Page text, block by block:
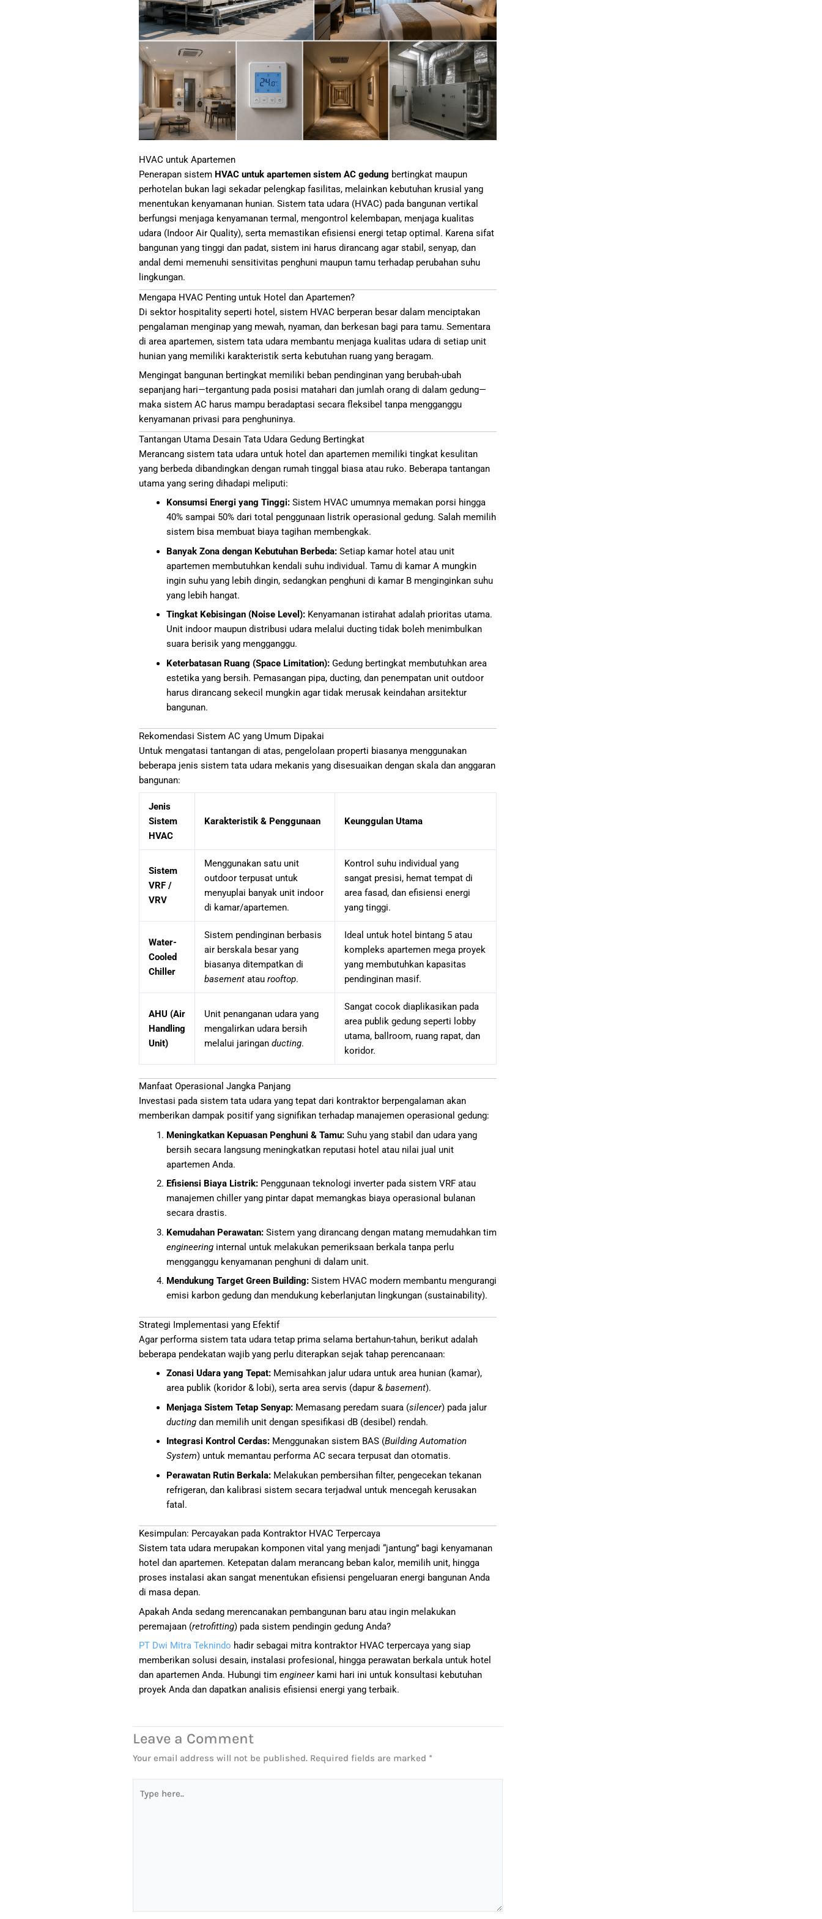
HVAC untuk Apartemen
Penerapan sistem HVAC untuk apartemen sistem AC gedung bertingkat maupun
perhotelan bukan lagi sekadar pelengkap fasilitas, melainkan kebutuhan krusial yang
menentukan kenyamanan hunian. Sistem tata udara (HVAC) pada bangunan vertikal
berfungsi menjaga kenyamanan termal, mengontrol kelembapan, menjaga kualitas
udara (Indoor Air Quality), serta memastikan efisiensi energi tetap optimal. Karena sifat
bangunan yang tinggi dan padat, sistem ini harus dirancang agar stabil, senyap, dan
andal demi memenuhi sensitivitas penghuni maupun tamu terhadap perubahan suhu
lingkungan.
Mengapa HVAC Penting untuk Hotel dan Apartemen?
Di sektor hospitality seperti hotel, sistem HVAC berperan besar dalam menciptakan
pengalaman menginap yang mewah, nyaman, dan berkesan bagi para tamu. Sementara
di area apartemen, sistem tata udara membantu menjaga kualitas udara di setiap unit
hunian yang memiliki karakteristik serta kebutuhan ruang yang beragam.
Mengingat bangunan bertingkat memiliki beban pendinginan yang berubah-ubah
sepanjang hari—tergantung pada posisi matahari dan jumlah orang di dalam gedung—
maka sistem AC harus mampu beradaptasi secara fleksibel tanpa mengganggu
kenyamanan privasi para penghuninya.
Tantangan Utama Desain Tata Udara Gedung Bertingkat
Merancang sistem tata udara untuk hotel dan apartemen memiliki tingkat kesulitan
yang berbeda dibandingkan dengan rumah tinggal biasa atau ruko. Beberapa tantangan
utama yang sering dihadapi meliputi:
Konsumsi Energi yang Tinggi: Sistem HVAC umumnya memakan porsi hingga
40% sampai 50% dari total penggunaan listrik operasional gedung. Salah memilih
sistem bisa membuat biaya tagihan membengkak.
Banyak Zona dengan Kebutuhan Berbeda: Setiap kamar hotel atau unit
apartemen membutuhkan kendali suhu individual. Tamu di kamar A mungkin
ingin suhu yang lebih dingin, sedangkan penghuni di kamar B menginginkan suhu
yang lebih hangat.
Tingkat Kebisingan (Noise Level): Kenyamanan istirahat adalah prioritas utama.
Unit indoor maupun distribusi udara melalui ducting tidak boleh menimbulkan
suara berisik yang mengganggu.
Keterbatasan Ruang (Space Limitation): Gedung bertingkat membutuhkan area
estetika yang bersih. Pemasangan pipa, ducting, dan penempatan unit outdoor
harus dirancang sekecil mungkin agar tidak merusak keindahan arsitektur
bangunan.
Rekomendasi Sistem AC yang Umum Dipakai
Untuk mengatasi tantangan di atas, pengelolaan properti biasanya menggunakan
beberapa jenis sistem tata udara mekanis yang disesuaikan dengan skala dan anggaran
bangunan:
Jenis
Sistem
HVAC
Karakteristik & Penggunaan Keunggulan Utama
Sistem
VRF /
VRV
Menggunakan satu unit
outdoor terpusat untuk
menyuplai banyak unit indoor
di kamar/apartemen.
Kontrol suhu individual yang
sangat presisi, hemat tempat di
area fasad, dan efisiensi energi
yang tinggi.
Water-
Cooled
Chiller
Sistem pendinginan berbasis
air berskala besar yang
biasanya ditempatkan di
basement atau rooftop.
Ideal untuk hotel bintang 5 atau
kompleks apartemen mega proyek
yang membutuhkan kapasitas
pendinginan masif.
AHU (Air
Handling
Unit)
Unit penanganan udara yang
mengalirkan udara bersih
melalui jaringan ducting.
Sangat cocok diaplikasikan pada
area publik gedung seperti lobby
utama, ballroom, ruang rapat, dan
koridor.
Manfaat Operasional Jangka Panjang
Investasi pada sistem tata udara yang tepat dari kontraktor berpengalaman akan
memberikan dampak positif yang signifikan terhadap manajemen operasional gedung:
Meningkatkan Kepuasan Penghuni & Tamu: Suhu yang stabil dan udara yang
bersih secara langsung meningkatkan reputasi hotel atau nilai jual unit
apartemen Anda.
Efisiensi Biaya Listrik: Penggunaan teknologi inverter pada sistem VRF atau
manajemen chiller yang pintar dapat memangkas biaya operasional bulanan
secara drastis.
Kemudahan Perawatan: Sistem yang dirancang dengan matang memudahkan tim
engineering internal untuk melakukan pemeriksaan berkala tanpa perlu
mengganggu kenyamanan penghuni di dalam unit.
Mendukung Target Green Building: Sistem HVAC modern membantu mengurangi
emisi karbon gedung dan mendukung keberlanjutan lingkungan (sustainability).
Strategi Implementasi yang Efektif
Agar performa sistem tata udara tetap prima selama bertahun-tahun, berikut adalah
beberapa pendekatan wajib yang perlu diterapkan sejak tahap perencanaan:
Zonasi Udara yang Tepat: Memisahkan jalur udara untuk area hunian (kamar),
area publik (koridor & lobi), serta area servis (dapur & basement).
Menjaga Sistem Tetap Senyap: Memasang peredam suara (silencer) pada jalur
ducting dan memilih unit dengan spesifikasi dB (desibel) rendah.
Integrasi Kontrol Cerdas: Menggunakan sistem BAS (Building Automation
System) untuk memantau performa AC secara terpusat dan otomatis.
Perawatan Rutin Berkala: Melakukan pembersihan filter, pengecekan tekanan
refrigeran, dan kalibrasi sistem secara terjadwal untuk mencegah kerusakan
fatal.
Kesimpulan: Percayakan pada Kontraktor HVAC Terpercaya
Sistem tata udara merupakan komponen vital yang menjadi “jantung” bagi kenyamanan
hotel dan apartemen. Ketepatan dalam merancang beban kalor, memilih unit, hingga
proses instalasi akan sangat menentukan efisiensi pengeluaran energi bangunan Anda
di masa depan.
Apakah Anda sedang merencanakan pembangunan baru atau ingin melakukan
peremajaan (retrofitting) pada sistem pendingin gedung Anda?
PT Dwi Mitra Teknindo hadir sebagai mitra kontraktor HVAC terpercaya yang siap
memberikan solusi desain, instalasi profesional, hingga perawatan berkala untuk hotel
dan apartemen Anda. Hubungi tim engineerkami hari ini untuk konsultasi kebutuhan
proyek Anda dan dapatkan analisis efisiensi energi yang terbaik.
Leave a Comment
Your email address will not be published. Required fields are marked *
here..